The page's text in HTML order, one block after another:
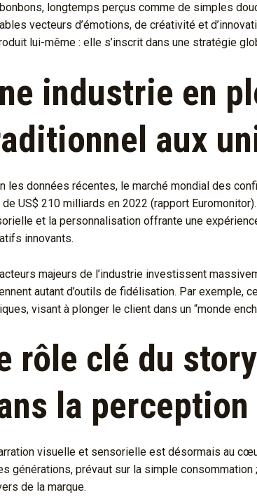
longtemps perçus comme de simples
vecteurs d’émotions, de créativité et
lui-même : elle s’inscrit dans une stratégie
industrie en
aux
les données récentes, le marché mondial des
de US$ 210 milliards en 2022 (rapport
et la personnalisation offrante une
innovants.
majeurs de l’industrie investissent
autant d’outils de fidélisation. Par exemple,
visant à plonger le client dans un “monde
rôle clé du
la
visuelle et sensorielle est désormais au
générations, prévaut sur la simple
de la marque.